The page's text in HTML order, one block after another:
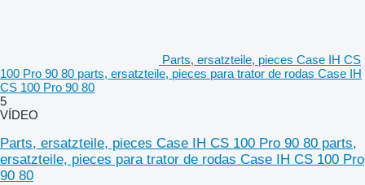
Parts, ersatzteile, pieces Case IH CS
100 Pro 90 80 parts, ersatzteile, pieces para trator de rodas Case IH
CS 100 Pro 90 80
5
VÍDEO
Parts, ersatzteile, pieces Case IH CS 100 Pro 90 80 parts,
ersatzteile, pieces para trator de rodas Case IH CS 100 Pro
90 80